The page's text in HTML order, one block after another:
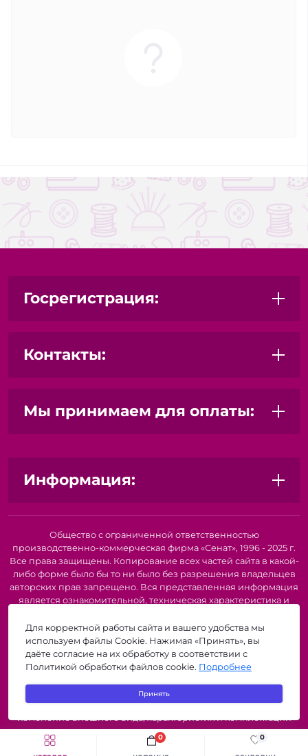
0
0
Госрегистрация:
Контакты:
Мы принимаем для оплаты:
Информация:
Общество с ограниченной ответственностью
производственно-коммерческая фирма «Сенат», 1996 - 2025 г.
Все права защищены. Копирование всех частей сайта в какой-
либо форме было бы то ни было без разрешения владельцев
авторских прав запрещено. Вся представленная информация
является ознакомительной, техническая характеристика и
информации о наличии и стоимости указанных товаров и
(или) услуг, пожалуйста, обратитесь к нашим менеджерам по
телефону или по электронной почте. Описание и
изображение товара носят информационный характер и
представленных в технической документации производителя.
Производители о предоставлении за собой права на
изменение внешнего вида, характеристик и комплектации
товара, предварительно не уведомляя продавцов и
потребителей. Рекомендуется при покупке проверить
Для корректной работы сайта и вашего удобства мы
используем файлы Cookie. Нажимая «Принять», вы
даёте согласие на их обработку в соответствии с
Политикой обработки файлов cookie. Подробнее
Принять